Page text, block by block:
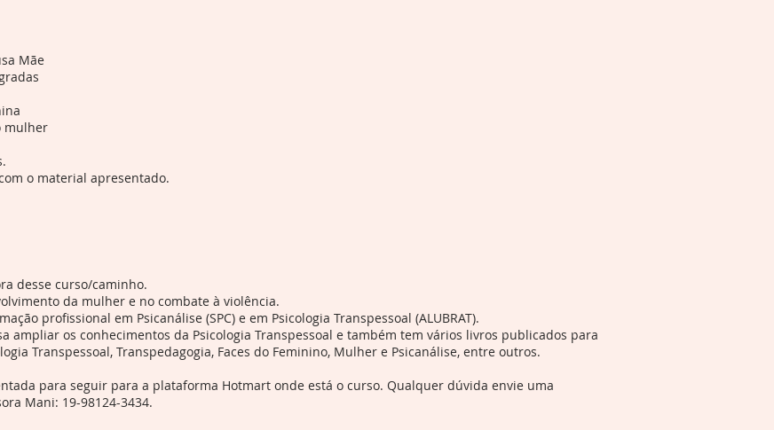
Mãe
mulher
o material apresentado.
desse curso/caminho.
da mulher e no combate à violência.
profissional em Psicanálise (SPC) e em Psicologia Transpessoal (ALUBRAT).
ampliar os conhecimentos da Psicologia Transpessoal e também tem vários livros publicados para
Transpessoal, Transpedagogia, Faces do Feminino, Mulher e Psicanálise, entre outros.
para seguir para a plataforma Hotmart onde está o curso. Qualquer dúvida envie uma
Mani: 19-98124-3434.